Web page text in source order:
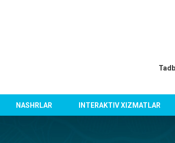
NASHRLAR INTERAKTIV XIZMATLAR